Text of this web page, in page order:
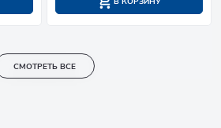
СМОТРЕТЬ ВСЕ